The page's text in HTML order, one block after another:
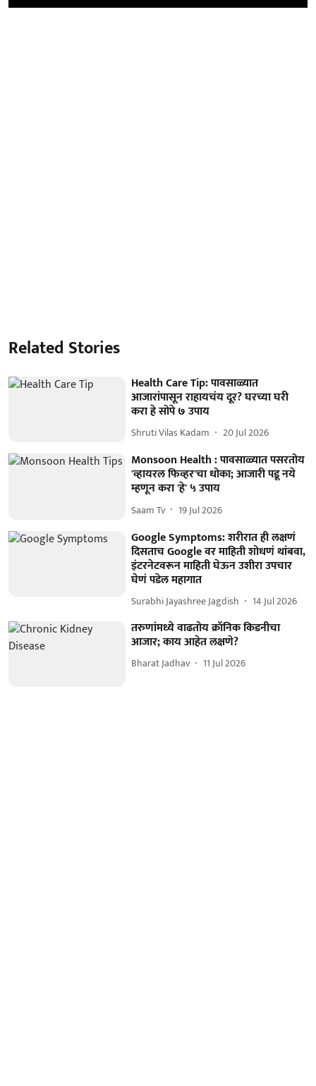
Related Stories
Health Care Tip: पावसाळ्यात
आजारांपासून राहायचंय दूर? घरच्या घरी
करा हे सोपे ७ उपाय
Shruti Vilas Kadam 20 Jul 2026
Monsoon Health : पावसाळ्यात पसरतोय
'व्हायरल फिव्हर'चा धोका; आजारी पडू नये
म्हणून करा 'हे' ५ उपाय
Saam Tv 19 Jul 2026
Google Symptoms: शरीरात ही लक्षणं
दिसताच Google वर माहिती शोधणं थांबवा,
इंटरनेटवरून माहिती घेऊन उशीरा उपचार
घेणं पडेल महागात
Surabhi Jayashree Jagdish 14 Jul 2026
तरुणांमध्ये वाढतोय क्रॉनिक किडनीचा
आजार; काय आहेत लक्षणे?
Bharat Jadhav 11 Jul 2026